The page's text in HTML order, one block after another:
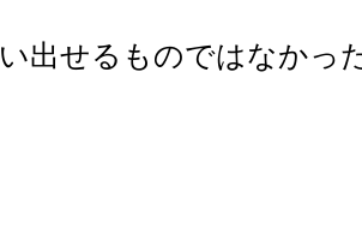
出せるものではなかっ